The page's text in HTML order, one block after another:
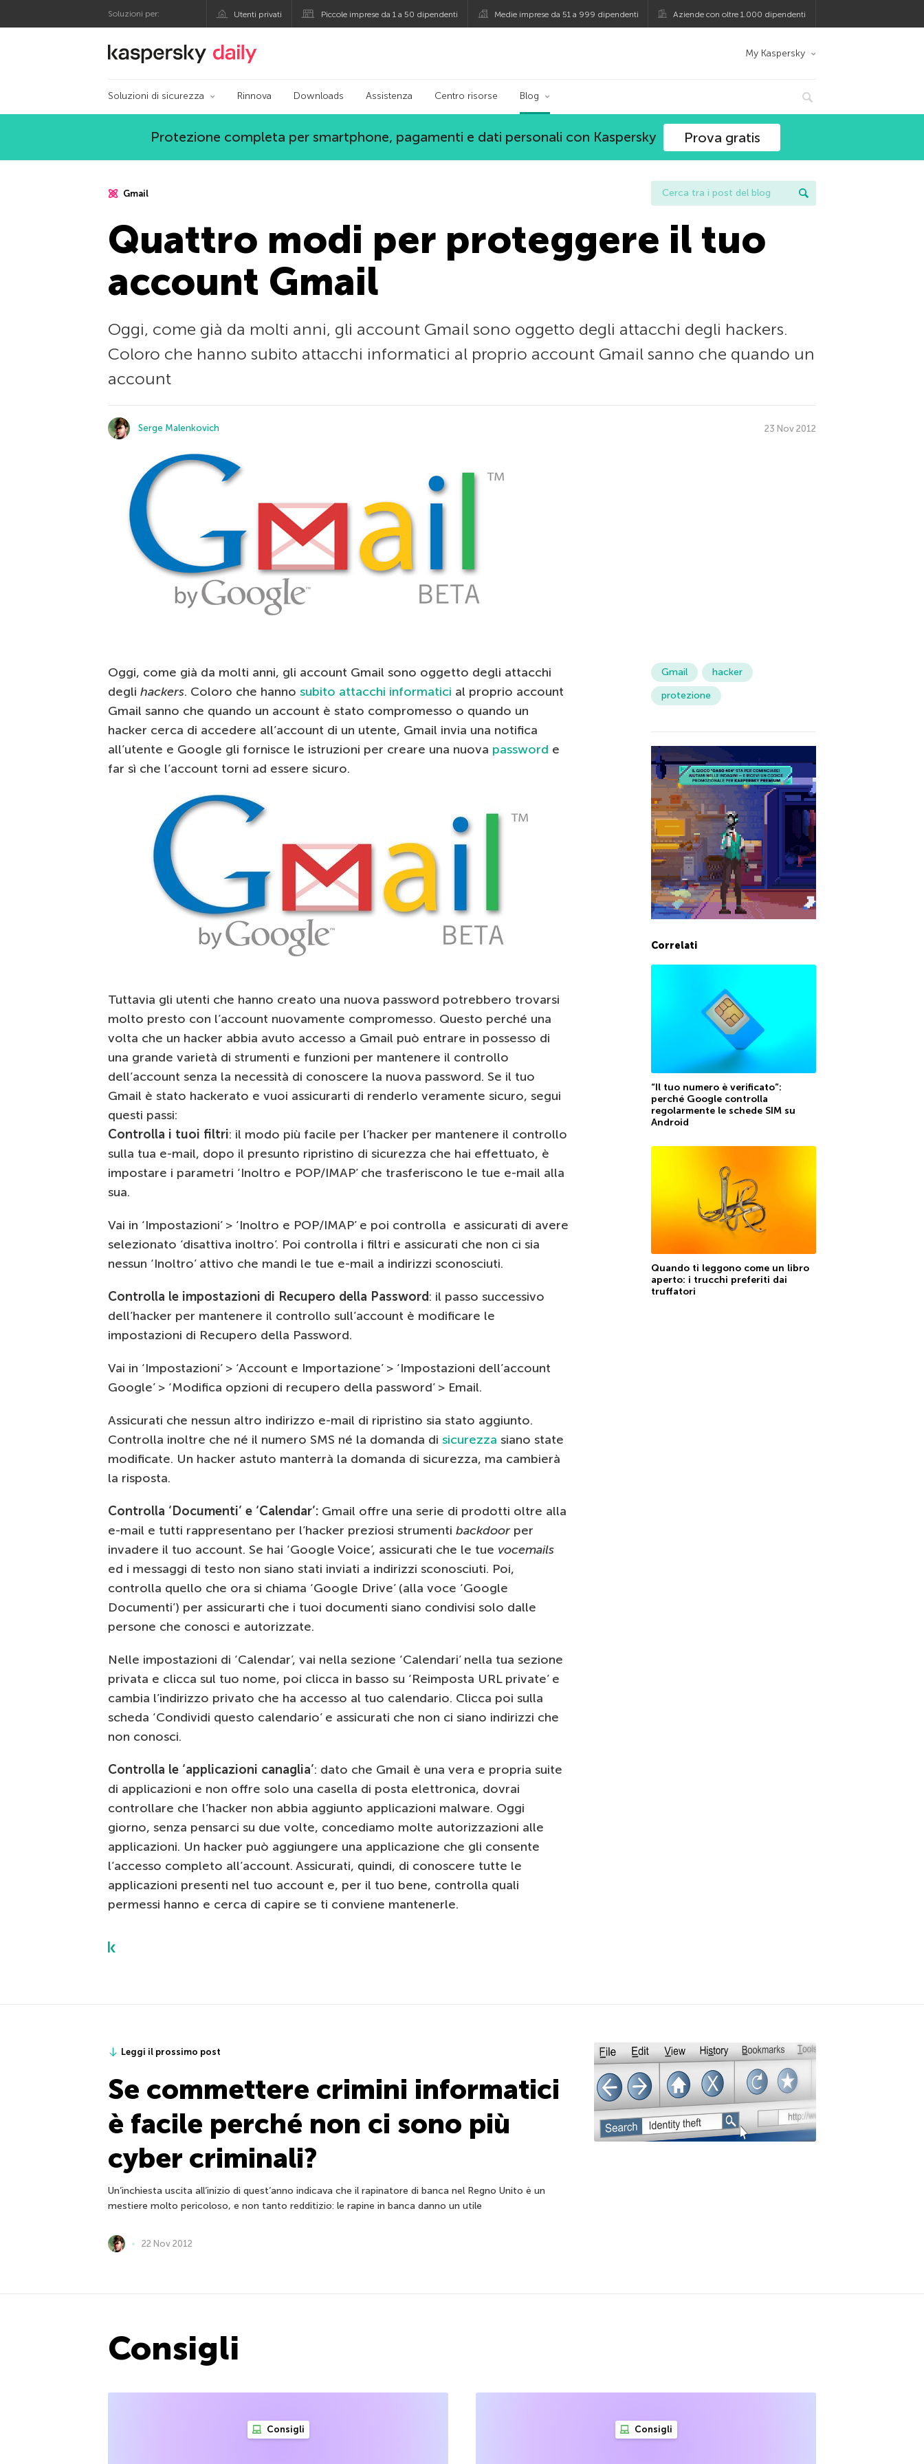
Soluzioni per: Utenti privati Piccole imprese da 1 a 50 dipendenti Medie imprese da 51 a 999 dipendenti Aziende con oltre 1.000 dipendenti
Blog ufficiale di Kaspersky My Kaspersky
Soluzioni di sicurezza Rinnova Downloads Assistenza Centro risorse Blog
Protezione completa per smartphone, pagamenti e dati personali con Kaspersky Prova gratis
Gmail
Quattro modi per proteggere il tuo
account Gmail
Oggi, come già da molti anni, gli account Gmail sono oggetto degli attacchi degli hackers.
Coloro che hanno subito attacchi informatici al proprio account Gmail sanno che quando un
account
Serge Malenkovich 23 Nov 2012
Oggi, come già da molti anni, gli account Gmail sono oggetto degli attacchi
degli hackers. Coloro che hanno subito attacchi informatici al proprio account
Gmail sanno che quando un account è stato compromesso o quando un
hacker cerca di accedere all’account di un utente, Gmail invia una notifica
all’utente e Google gli fornisce le istruzioni per creare una nuova password e
far sì che l’account torni ad essere sicuro.
Tuttavia gli utenti che hanno creato una nuova password potrebbero trovarsi
molto presto con l’account nuovamente compromesso. Questo perché una
volta che un hacker abbia avuto accesso a Gmail può entrare in possesso di
una grande varietà di strumenti e funzioni per mantenere il controllo
dell’account senza la necessità di conoscere la nuova password. Se il tuo
Gmail è stato hackerato e vuoi assicurarti di renderlo veramente sicuro, segui
questi passi:
Controlla i tuoi filtri: il modo più facile per l’hacker per mantenere il controllo
sulla tua e-mail, dopo il presunto ripristino di sicurezza che hai effettuato, è
impostare i parametri ‘Inoltro e POP/IMAP’ che trasferiscono le tue e-mail alla
sua.
Vai in ‘Impostazioni’ > ‘Inoltro e POP/IMAP’ e poi controlla e assicurati di avere
selezionato ‘disattiva inoltro’. Poi controlla i filtri e assicurati che non ci sia
nessun ‘Inoltro’ attivo che mandi le tue e-mail a indirizzi sconosciuti.
Controlla le impostazioni di Recupero della Password: il passo successivo
dell’hacker per mantenere il controllo sull’account è modificare le
impostazioni di Recupero della Password.
Vai in ‘Impostazioni’ > ‘Account e Importazione’ > ‘Impostazioni dell’account
Google’ > ‘Modifica opzioni di recupero della password’ > Email.
Assicurati che nessun altro indirizzo e-mail di ripristino sia stato aggiunto.
Controlla inoltre che né il numero SMS né la domanda di sicurezza siano state
modificate. Un hacker astuto manterrà la domanda di sicurezza, ma cambierà
la risposta.
Controlla ‘Documenti’ e ‘Calendar’: Gmail offre una serie di prodotti oltre alla
e-mail e tutti rappresentano per l’hacker preziosi strumenti backdoor per
invadere il tuo account. Se hai ‘Google Voice’, assicurati che le tue vocemails
ed i messaggi di testo non siano stati inviati a indirizzi sconosciuti. Poi,
controlla quello che ora si chiama ‘Google Drive’ (alla voce ‘Google
Documenti’) per assicurarti che i tuoi documenti siano condivisi solo dalle
persone che conosci e autorizzate.
Nelle impostazioni di ‘Calendar’, vai nella sezione ‘Calendari’ nella tua sezione
privata e clicca sul tuo nome, poi clicca in basso su ‘Reimposta URL private’ e
cambia l’indirizzo privato che ha accesso al tuo calendario. Clicca poi sulla
scheda ‘Condividi questo calendario’ e assicurati che non ci siano indirizzi che
non conosci.
Controlla le ‘applicazioni canaglia’: dato che Gmail è una vera e propria suite
di applicazioni e non offre solo una casella di posta elettronica, dovrai
controllare che l’hacker non abbia aggiunto applicazioni malware. Oggi
giorno, senza pensarci su due volte, concediamo molte autorizzazioni alle
applicazioni. Un hacker può aggiungere una applicazione che gli consente
l’accesso completo all’account. Assicurati, quindi, di conoscere tutte le
applicazioni presenti nel tuo account e, per il tuo bene, controlla quali
permessi hanno e cerca di capire se ti conviene mantenerle.
Gmail
hacker
protezione
Correlati
“Il tuo numero è verificato”:
perché Google controlla
regolarmente le schede SIM su
Android
Quando ti leggono come un libro
aperto: i trucchi preferiti dai
truffatori
Leggi il prossimo post
Se commettere crimini informatici
è facile perché non ci sono più
cyber criminali?
Un’inchiesta uscita all’inizio di quest’anno indicava che il rapinatore di banca nel Regno Unito è un
mestiere molto pericoloso, e non tanto redditizio: le rapine in banca danno un utile
22 Nov 2012
Consigli
Consigli Consigli